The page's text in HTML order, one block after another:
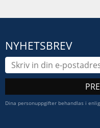
NYHETSBREV
Dina personuppgifter behandlas i